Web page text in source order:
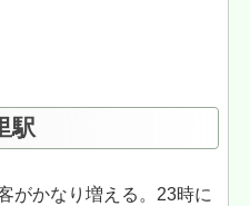
駅
がかなり増える。23時に